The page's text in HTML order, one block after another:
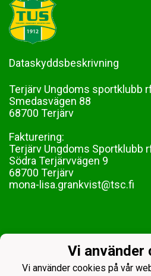
Dataskyddsbeskrivning
Terjärv Ungdoms sportklubb
Smedasvägen 88
68700 Terjärv
Fakturering:
Terjärv Ungdoms Sportklubb
Södra Terjärvvägen 9
68700 Terjärv
mona-lisa.grankvist@tsc.fi
Vi använder
Vi använder cookies på vår